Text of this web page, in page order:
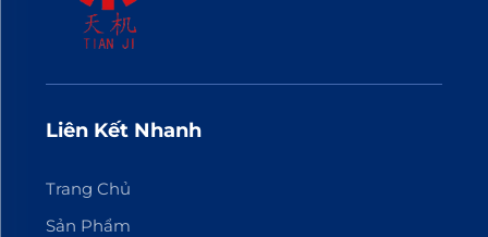
Liên Kết Nhanh
Trang Chủ
Sản Phẩm